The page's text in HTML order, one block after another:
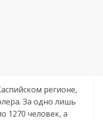
регионе,
За одно лишь
1270 человек, а